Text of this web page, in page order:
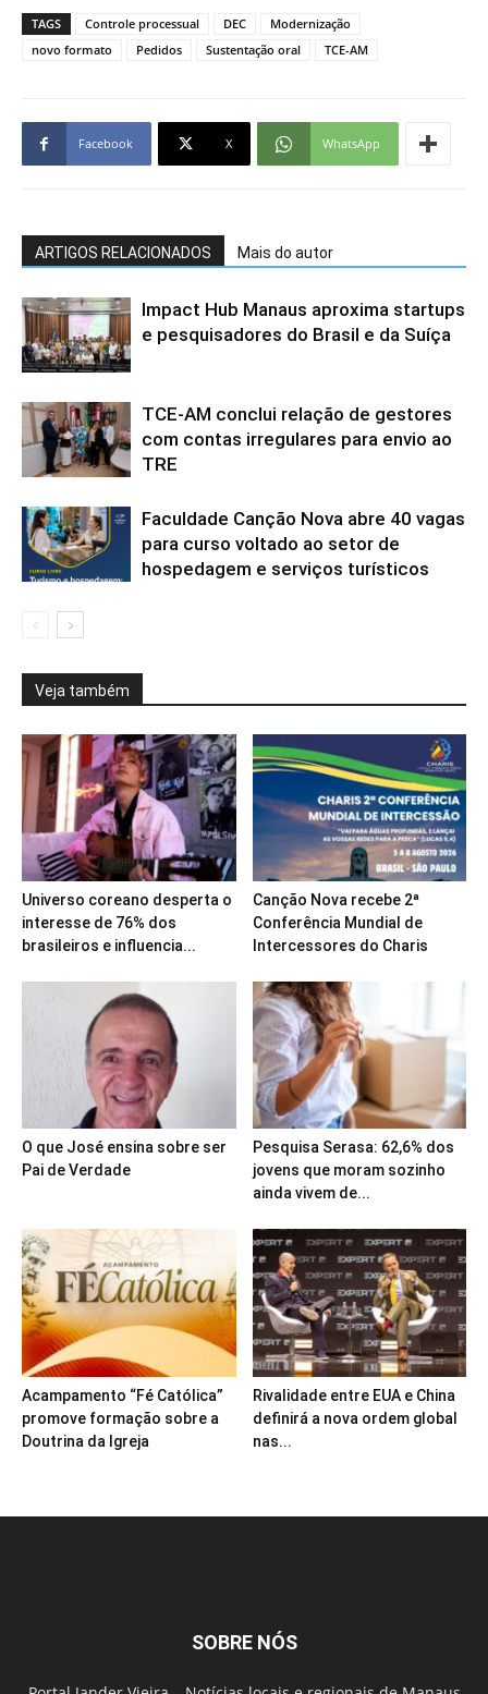
TAGS Controle processual DEC
Modernização
novo formato
Pedidos Sustentação oral TCE-AM
Facebook X WhatsApp
ARTIGOS RELACIONADOS Mais do autor
Impact Hub Manaus aproxima startups
e pesquisadores do Brasil e da Suíça
TCE-AM conclui relação de gestores
com contas irregulares para envio ao
TRE
Faculdade Canção Nova abre 40 vagas
para curso voltado ao setor de
hospedagem e serviços turísticos
Veja também
Universo coreano desperta o
interesse de 76% dos
brasileiros e influencia...
Canção Nova recebe 2ª
Conferência Mundial de
Intercessores do Charis
O que José ensina sobre ser
Pai de Verdade
Pesquisa Serasa: 62,6% dos
jovens que moram sozinho
ainda vivem de...
Acampamento “Fé Católica”
promove formação sobre a
Doutrina da Igreja
Rivalidade entre EUA e China
definirá a nova ordem global
nas...
SOBRE NÓS